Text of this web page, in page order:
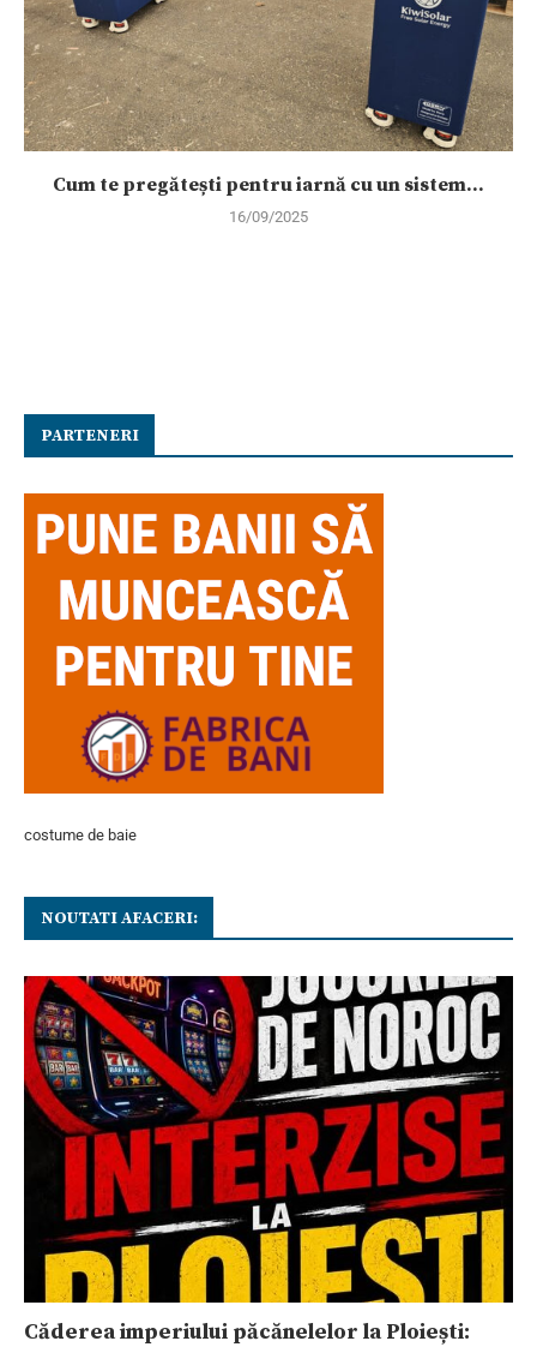
Cum te pregătești pentru iarnă cu un sistem...
16/09/2025
PARTENERI
costume de baie
NOUTATI AFACERI:
Căderea imperiului păcănelelor la Ploiești: